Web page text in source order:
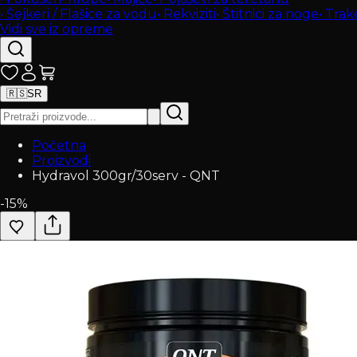
• Šejkeri / Flašice za vodu• Rekviziti• Štitnici za noge•
Vidi sve iz opreme
🇷🇸SR
Početna
Proizvodi
Hydravol 300gr/30serv - QNT
-15%